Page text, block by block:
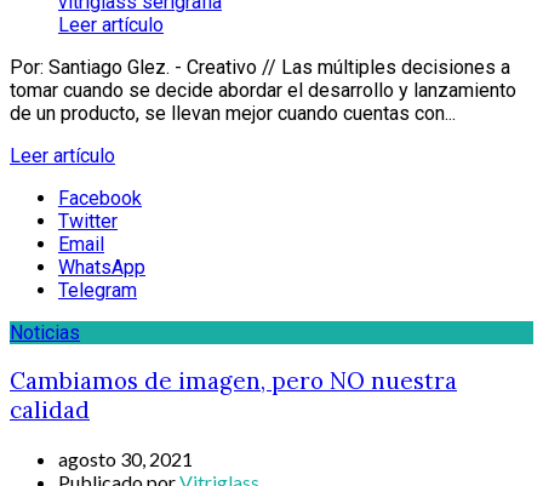
Leer artículo
Por: Santiago Glez. - Creativo // Las múltiples decisiones a
tomar cuando se decide abordar el desarrollo y lanzamiento
de un producto, se llevan mejor cuando cuentas con...
Leer artículo
Facebook
Twitter
Email
WhatsApp
Telegram
Noticias
Cambiamos de imagen, pero NO nuestra
calidad
agosto 30, 2021